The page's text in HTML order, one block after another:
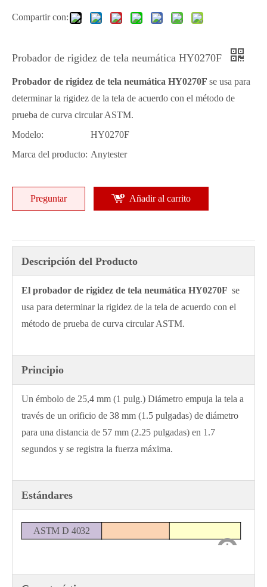
Compartir con:
Probador de rigidez de tela neumática HY0270F
Probador de rigidez de tela neumática HY0270F se usa para
determinar la rigidez de la tela de acuerdo con el método de
prueba de curva circular ASTM.
Modelo:
HY0270F
Marca del producto: Anytester
Preguntar Añadir al carrito
Descripción del Producto
El probador de rigidez de tela neumática HY0270F se
usa para determinar la rigidez de la tela de acuerdo con el
método de prueba de curva circular ASTM.
Principio
Un émbolo de 25,4 mm (1 pulg.) Diámetro empuja la tela a
través de un orificio de 38 mm (1.5 pulgadas) de diámetro
para una distancia de 57 mm (2.25 pulgadas) en 1.7
segundos y se registra la fuerza máxima.
Estándares
ASTM D 4032